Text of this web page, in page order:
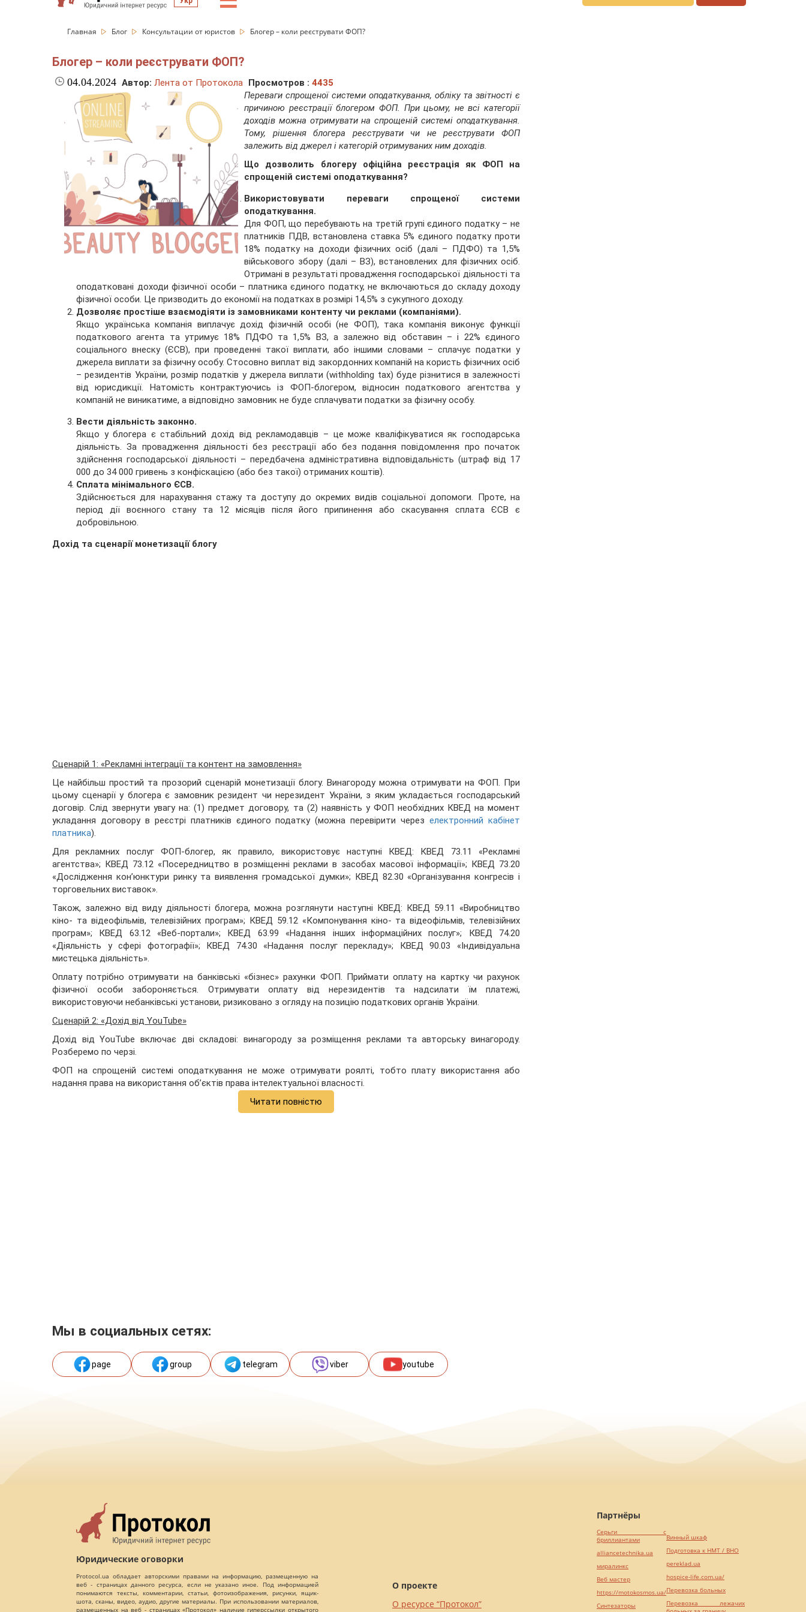
Главная Блог Консультации от юристов Блогер – коли реєструвати ФОП?
Блогер – коли реєструвати ФОП?
04.04.2024 Автор: Лента от Протокола Просмотров : 4435
Переваги спрощеної системи оподаткування, обліку та звітності є
причиною реєстрації блогером ФОП. При цьому, не всі категорії
доходів можна отримувати на спрощеній системі оподаткування.
Тому, рішення блогера реєструвати чи не реєструвати ФОП
залежить від джерел і категорій отримуваних ним доходів.
Що дозволить блогеру офіційна реєстрація як ФОП на
спрощеній системі оподаткування?
Використовувати переваги спрощеної системи
оподаткування.
Для ФОП, що перебувають на третій групі єдиного податку – не
платників ПДВ, встановлена ставка 5% єдиного податку проти
18% податку на доходи фізичних осіб (далі – ПДФО) та 1,5%
військового збору (далі – ВЗ), встановлених для фізичних осіб.
Отримані в результаті провадження господарської діяльності та
оподатковані доходи фізичної особи – платника єдиного податку, не включаються до складу доходу
фізичної особи. Це призводить до економії на податках в розмірі 14,5% з сукупного доходу.
Дозволяє простіше взаємодіяти із замовниками контенту чи реклами (компаніями).
Якщо українська компанія виплачує дохід фізичній особі (не ФОП), така компанія виконує функції
податкового агента та утримує 18% ПДФО та 1,5% ВЗ, а залежно від обставин – і 22% єдиного
соціального внеску (ЄСВ), при проведенні такої виплати, або іншими словами – сплачує податки у
джерела виплати за фізичну особу. Стосовно виплат від закордонних компаній на користь фізичних осіб
– резидентів України, розмір податків у джерела виплати (withholding tax) буде різнитися в залежності
від юрисдикції. Натомість контрактуючись із ФОП-блогером, відносин податкового агентства у
компаній не виникатиме, а відповідно замовник не буде сплачувати податки за фізичну особу.
Вести діяльність законно.
Якщо у блогера є стабільний дохід від рекламодавців – це може кваліфікуватися як господарська
діяльність. За провадження діяльності без реєстрації або без подання повідомлення про початок
здійснення господарської діяльності – передбачена адміністративна відповідальність (штраф від 17
000 до 34 000 гривень з конфіскацією (або без такої) отриманих коштів).
Сплата мінімального ЄСВ.
Здійснюється для нарахування стажу та доступу до окремих видів соціальної допомоги. Проте, на
період дії воєнного стану та 12 місяців після його припинення або скасування сплата ЄСВ є
добровільною.
Дохід та сценарії монетизації блогу
Сценарій 1: «Рекламні інтеграції та контент на замовлення»
Це найбільш простий та прозорий сценарій монетизації блогу. Винагороду можна отримувати на ФОП. При
цьому сценарії у блогера є замовник резидент чи нерезидент України, з яким укладається господарський
договір. Слід звернути увагу на: (1) предмет договору, та (2) наявність у ФОП необхідних КВЕД на момент
укладання договору в реєстрі платників єдиного податку (можна перевірити черезелектронний кабінет
платника).
Для рекламних послуг ФОП-блогер, як правило, використовує наступні КВЕД: КВЕД 73.11 «Рекламні
агентства»; КВЕД 73.12 «Посередництво в розміщенні реклами в засобах масової інформації»; КВЕД 73.20
«Дослідження кон’юнктури ринку та виявлення громадської думки»; КВЕД 82.30 «Організування конгресів і
торговельних виставок».
Також, залежно від виду діяльності блогера, можна розглянути наступні КВЕД: КВЕД 59.11 «Виробництво
кіно- та відеофільмів, телевізійних програм»; КВЕД 59.12 «Компонування кіно- та відеофільмів, телевізійних
програм»; КВЕД 63.12 «Веб-портали»; КВЕД 63.99 «Надання інших інформаційних послуг»; КВЕД 74.20
«Діяльність у сфері фотографії»; КВЕД 74.30 «Надання послуг перекладу»; КВЕД 90.03 «Індивідуальна
мистецька діяльність».
Оплату потрібно отримувати на банківські «бізнес» рахунки ФОП. Приймати оплату на картку чи рахунок
фізичної особи забороняється. Отримувати оплату від нерезидентів та надсилати їм платежі,
використовуючи небанківські установи, ризиковано з огляду на позицію податкових органів України.
Сценарій 2: «Дохід від YouTube»
Дохід від YouTube включає дві складові: винагороду за розміщення реклами та авторську винагороду.
Розберемо по черзі.
ФОП на спрощеній системі оподаткування не може отримувати роялті, тобто плату використання або
надання права на використання об’єктів права інтелектуальної власності.
Читати повністю
Мы в социальных сетях:
page group telegram viber youtube
Юридические оговорки
Protocol.ua обладает авторскими правами на информацию, размещенную на
веб - страницах данного ресурса, если не указано иное. Под информацией
понимаются тексты, комментарии, статьи, фотоизображения, рисунки, ящик-
шота, сканы, видео, аудио, другие материалы. При использовании материалов,
размещенных на веб - страницах «Протокол» наличие гиперссылки открытого
О проекте
О ресурсе “Протокол”
Партнёры
Серьги с
бриллиантами
alliancetechnika.ua
миралинкс
Веб мастер
https://motokosmos.ua/
Синтезаторы
Винный шкаф
Подготовка к НМТ / ВНО
pereklad.ua
hospice-life.com.ua/
Перевозка больных
Перевозка лежачих